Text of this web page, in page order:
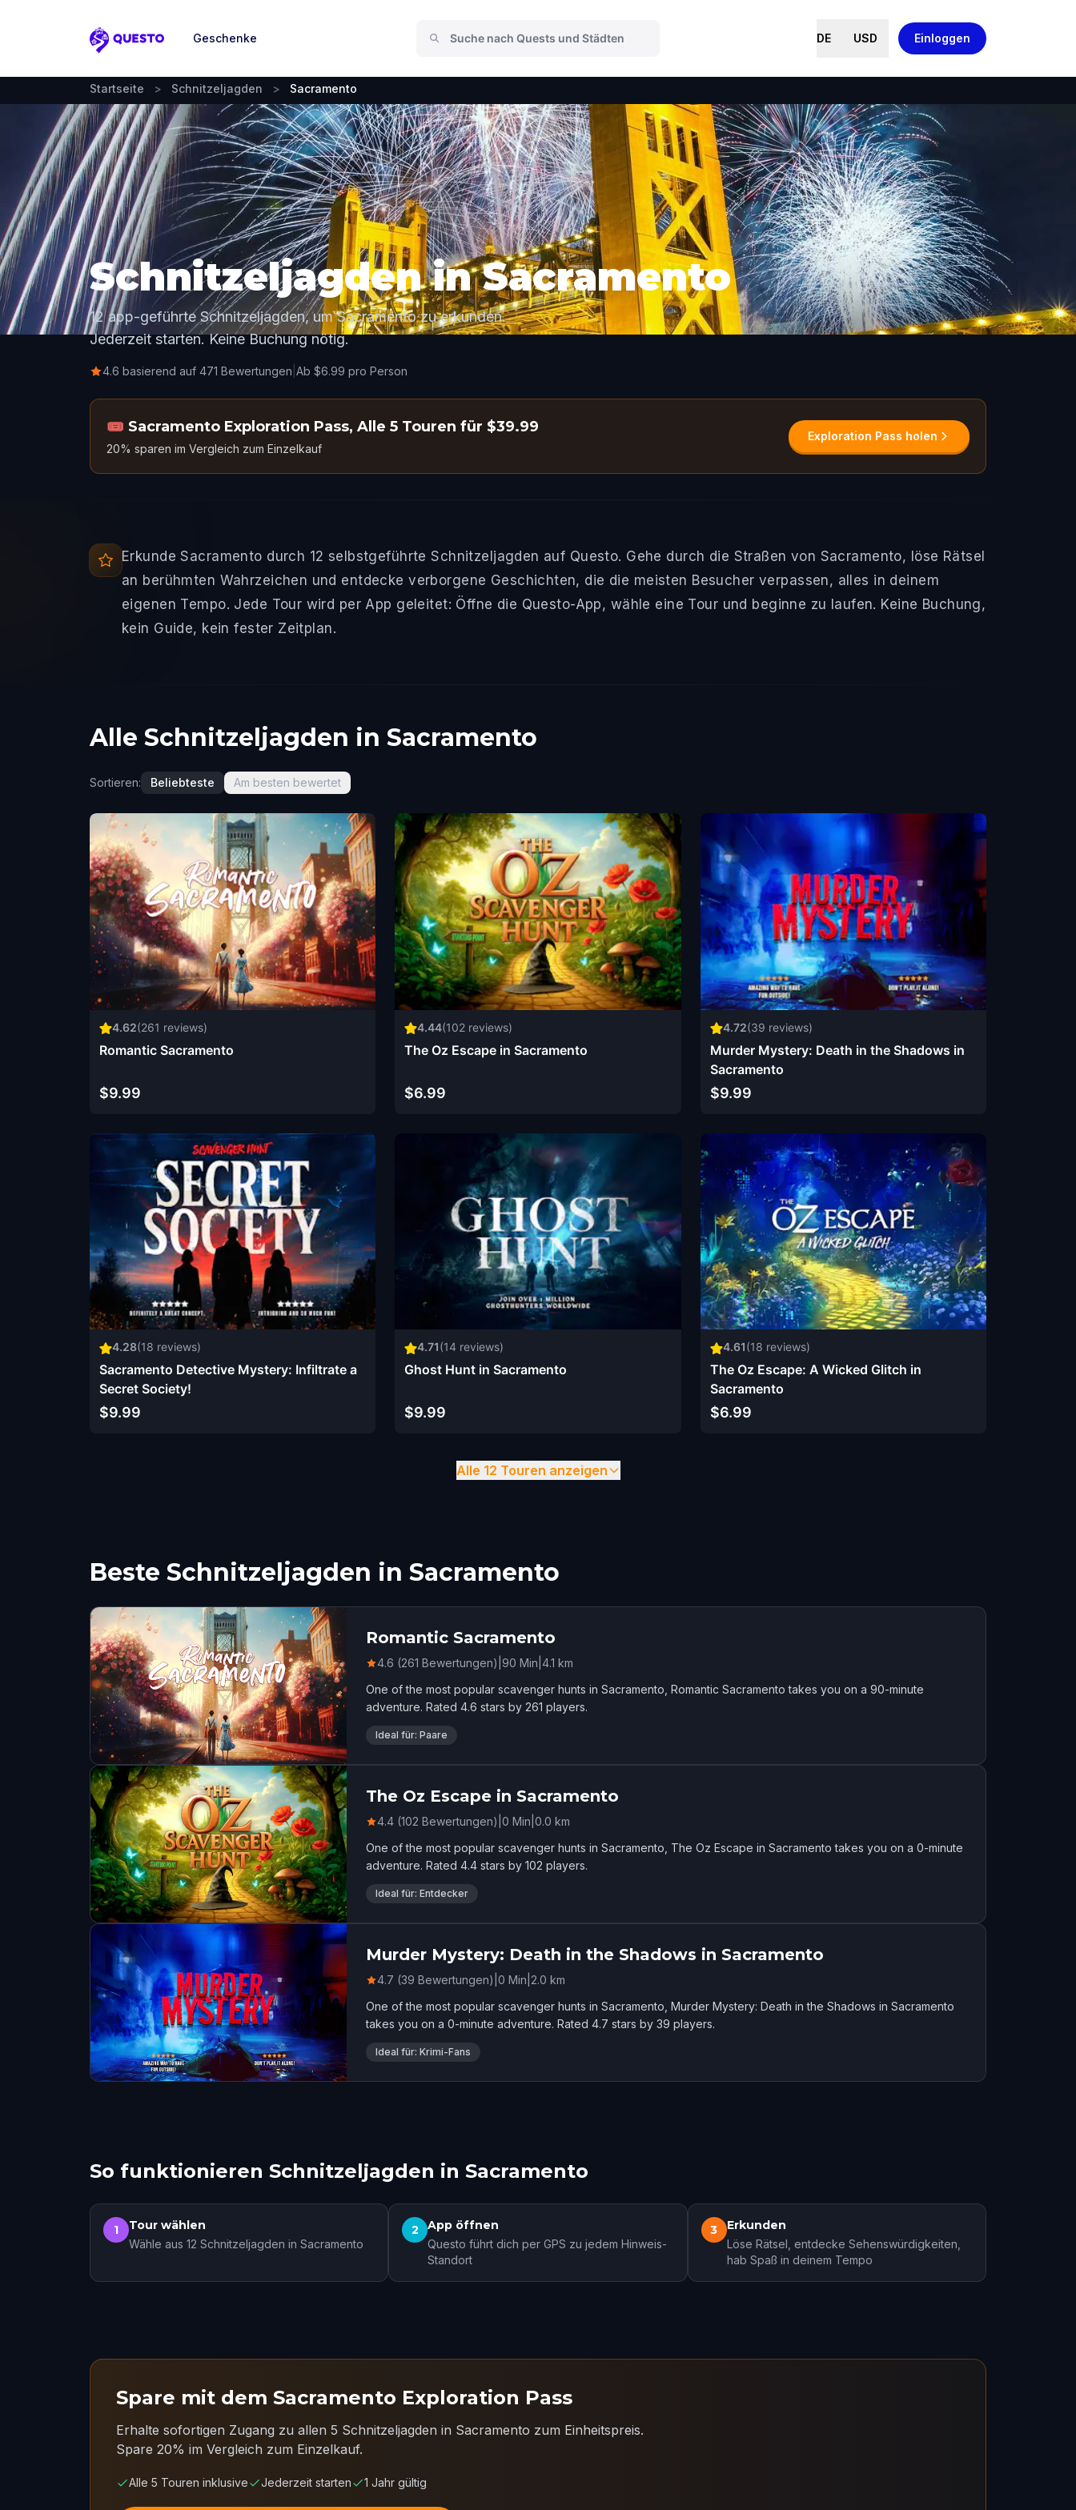
Questo
Geschenke DE USD Einloggen
Startseite > Schnitzeljagden > Sacramento
Schnitzeljagden in Sacramento
12 app-geführte Schnitzeljagden, um Sacramento zu erkunden.
Jederzeit starten. Keine Buchung nötig.
4.6 basierend auf 471 Bewertungen Ab $6.99 pro Person
🎟️ Sacramento Exploration Pass, Alle 5 Touren für $39.99
20% sparen im Vergleich zum Einzelkauf
Exploration Pass holen
Erkunde Sacramento durch 12 selbstgeführte Schnitzeljagden auf Questo. Gehe durch die Straßen von Sacramento, löse Rätsel
an berühmten Wahrzeichen und entdecke verborgene Geschichten, die die meisten Besucher verpassen, alles in deinem
eigenen Tempo. Jede Tour wird per App geleitet: Öffne die Questo-App, wähle eine Tour und beginne zu laufen. Keine Buchung,
kein Guide, kein fester Zeitplan.
Alle Schnitzeljagden in Sacramento
Sortieren: Beliebteste Am besten bewertet
4.62(261 reviews)
Romantic Sacramento
$9.99
4.44(102 reviews)
The Oz Escape in Sacramento
$6.99
4.72(39 reviews)
Murder Mystery: Death in the Shadows in
Sacramento
$9.99
4.28(18 reviews)
Sacramento Detective Mystery: Infiltrate a
Secret Society!
$9.99
4.71(14 reviews)
Ghost Hunt in Sacramento
$9.99
4.61(18 reviews)
The Oz Escape: A Wicked Glitch in
Sacramento
$6.99
Alle 12 Touren anzeigen
Beste Schnitzeljagden in Sacramento
Romantic Sacramento
4.6 (261 Bewertungen) 90 Min 4.1 km
One of the most popular scavenger hunts in Sacramento, Romantic Sacramento takes you on a 90-minute
adventure. Rated 4.6 stars by 261 players.
Ideal für: Paare
The Oz Escape in Sacramento
4.4 (102 Bewertungen) 0 Min 0.0 km
One of the most popular scavenger hunts in Sacramento, The Oz Escape in Sacramento takes you on a 0-minute
adventure. Rated 4.4 stars by 102 players.
Ideal für: Entdecker
Murder Mystery: Death in the Shadows in Sacramento
4.7 (39 Bewertungen) 0 Min 2.0 km
One of the most popular scavenger hunts in Sacramento, Murder Mystery: Death in the Shadows in Sacramento
takes you on a 0-minute adventure. Rated 4.7 stars by 39 players.
Ideal für: Krimi-Fans
So funktionieren Schnitzeljagden in Sacramento
1 Tour wählen
Wähle aus 12 Schnitzeljagden in Sacramento
2 App öffnen
Questo führt dich per GPS zu jedem Hinweis-
Standort
3 Erkunden
Löse Rätsel, entdecke Sehenswürdigkeiten,
hab Spaß in deinem Tempo
Spare mit dem Sacramento Exploration Pass
Erhalte sofortigen Zugang zu allen 5 Schnitzeljagden in Sacramento zum Einheitspreis.
Spare 20% im Vergleich zum Einzelkauf.
Alle 5 Touren inklusive Jederzeit starten 1 Jahr gültig